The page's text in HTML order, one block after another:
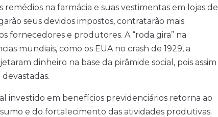
remédios na farmácia e suas vestimentas em lojas de
seus devidos impostos, contratarão mais
fornecedores e produtores. A “roda gira” na
mundiais, como os EUA no crash de 1929, a
dinheiro na base da pirâmide social, pois assim
investido em benefícios previdenciários retorna ao
e do fortalecimento das atividades produtivas.